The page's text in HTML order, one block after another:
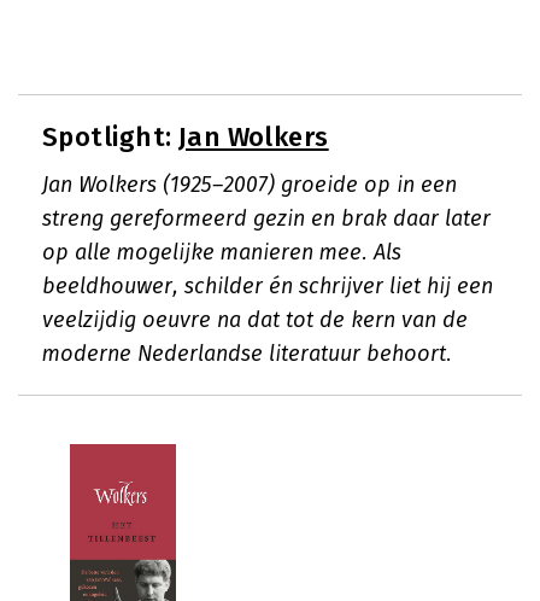
Spotlight: Jan Wolkers
Jan Wolkers (1925–2007) groeide op in een
streng gereformeerd gezin en brak daar later
op alle mogelijke manieren mee. Als
beeldhouwer, schilder én schrijver liet hij een
veelzijdig oeuvre na dat tot de kern van de
moderne Nederlandse literatuur behoort.